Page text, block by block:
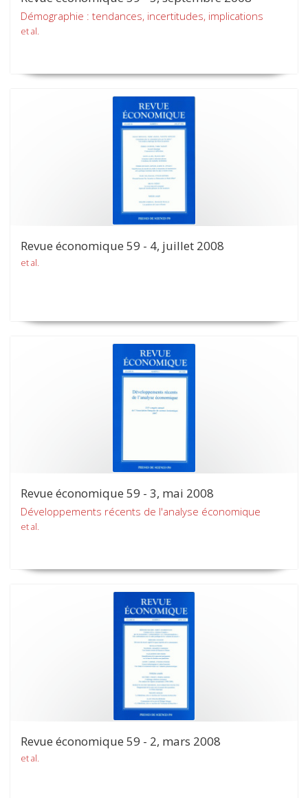
Démographie : tendances, incertitudes, implications
et al.
Revue économique 59 - 4, juillet 2008
et al.
Revue économique 59 - 3, mai 2008
Développements récents de l'analyse économique
et al.
Revue économique 59 - 2, mars 2008
et al.